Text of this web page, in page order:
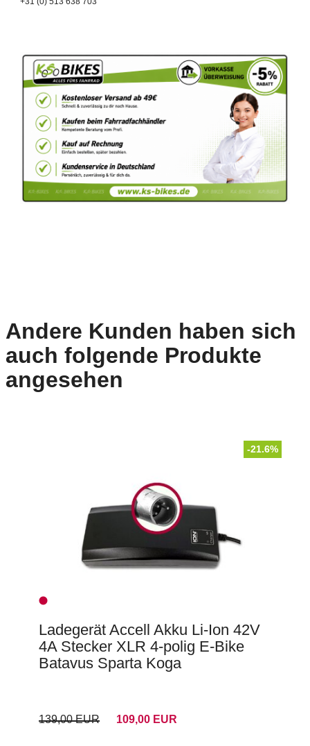
Andere Kunden haben sich
auch folgende Produkte
angesehen
-21.6%
Ladegerät Accell Akku Li-Ion 42V
4A Stecker XLR 4-polig E-Bike
Batavus Sparta Koga
139,00 EUR 109,00 EUR